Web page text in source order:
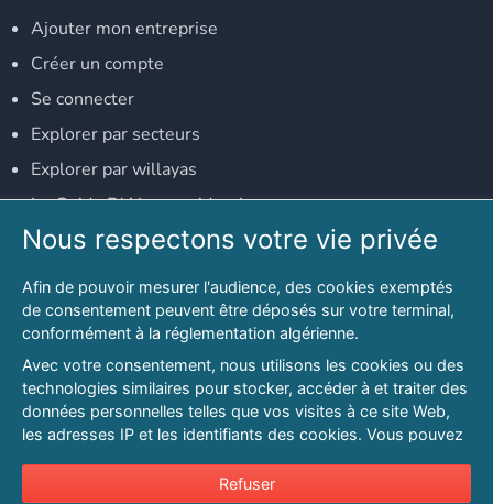
Ajouter mon entreprise
Créer un compte
Se connecter
Explorer par secteurs
Explorer par willayas
Le Guide D'Alger, guide-alger.com
NOS RÉSEAUX SOCIAUX
Notre page Facebook
Notre page LinkedIn
Notre page Instagram
Notre page Twitter
Nous respectons votre vie privée
Afin de pouvoir mesurer l'audience, des cookies exemptés
de consentement peuvent être déposés sur votre terminal,
conformément à la réglementation algérienne.
Avec votre consentement, nous utilisons les cookies ou des
technologies similaires pour stocker, accéder à et traiter des
données personnelles telles que vos visites à ce site Web,
les adresses IP et les identifiants des cookies. Vous pouvez
sur l'intérêt légitime à tout moment en cliquant sur « Refuser
Refuser